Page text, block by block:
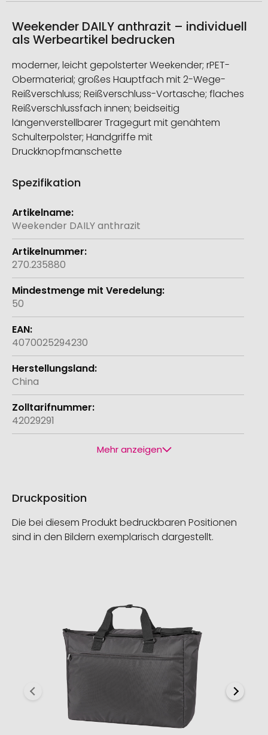
Weekender DAILY anthrazit – individuell
als Werbeartikel bedrucken
moderner, leicht gepolsterter Weekender; rPET-
Obermaterial; großes Hauptfach mit 2-Wege-
Reißverschluss; Reißverschluss-Vortasche; flaches
Reißverschlussfach innen; beidseitig
längenverstellbarer Tragegurt mit genähtem
Schulterpolster; Handgriffe mit
Druckknopfmanschette
Spezifikation
Weitere
Informationen
Weekender DAILY anthrazit
270.235880
50
4070025294230
China
42029291
Mehr anzeigen
Druckposition
Die bei diesem Produkt bedruckbaren Positionen
sind in den Bildern exemplarisch dargestellt.